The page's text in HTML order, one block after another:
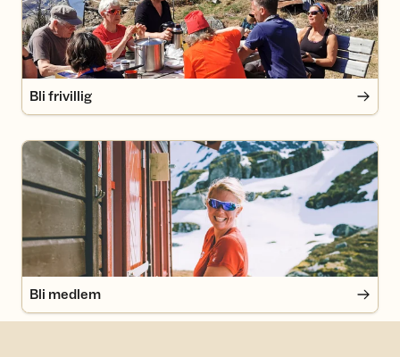
Bli frivillig
Bli medlem
Bli medlem